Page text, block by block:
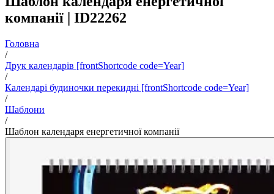
компанії | ID22262
Головна
/
Друк календарів [frontShortcode code=Year]
/
Календарі будиночки перекидні [frontShortcode code=Year]
/
Шаблони
/
Шаблон календаря енергетичної компанії